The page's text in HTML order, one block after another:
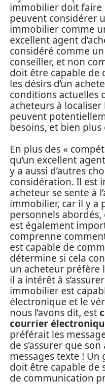
immobilier doit faire
peuvent considérer
immobilier comme
excellent agent
considéré comme
conseiller, et non
doit être capable de
les désirs d’un
conditions actuelles
acheteurs à
peuvent
besoins, et bien plus
En plus des «
qu’un excellent
y a aussi d’autres
considération. Il est
acheteur se sente à
immobilier, car il y a
personnels abordés,
est également
comprenne
est capable de
détermine si cela
un acheteur préfère
il a intérêt à
immobilier est
électronique et le
nous l’avons dit, est
courrier
préférait les
de s’assurer que
messages texte !
doit être capable de
de communication